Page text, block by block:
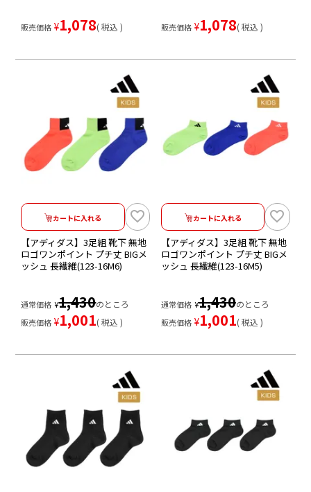
販売価格 ¥1,078 税込 販売価格 ¥1,078 税込
カートに入れる
【アディダス】3足組 靴下 無地
ロゴワンポイント プチ丈 BIGメ
ッシュ 長繊維(123-16M6)
通常価格 ¥1,430のところ
販売価格 ¥1,001 税込
カートに入れる
【アディダス】3足組 靴下 無地
ロゴワンポイント プチ丈 BIGメ
ッシュ 長繊維(123-16M5)
通常価格 ¥1,430のところ
販売価格 ¥1,001 税込